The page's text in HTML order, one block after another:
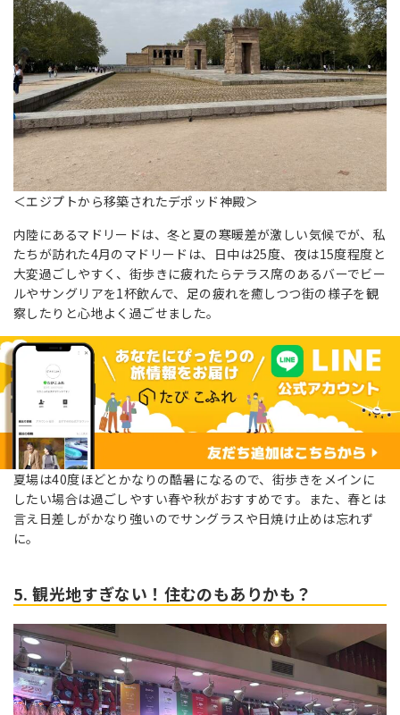
＜エジプトから移築されたデポッド神殿＞
内陸にあるマドリードは、冬と夏の寒暖差が激しい気候でが、私
たちが訪れた4月のマドリードは、日中は25度、夜は15度程度と
大変過ごしやすく、街歩きに疲れたらテラス席のあるバーでビー
ルやサングリアを1杯飲んで、足の疲れを癒しつつ街の様子を観
察したりと心地よく過ごせました。
夏場は40度ほどとかなりの酷暑になるので、街歩きをメインに
したい場合は過ごしやすい春や秋がおすすめです。また、春とは
言え日差しがかなり強いのでサングラスや日焼け止めは忘れず
に。
5. 観光地すぎない！住むのもありかも？